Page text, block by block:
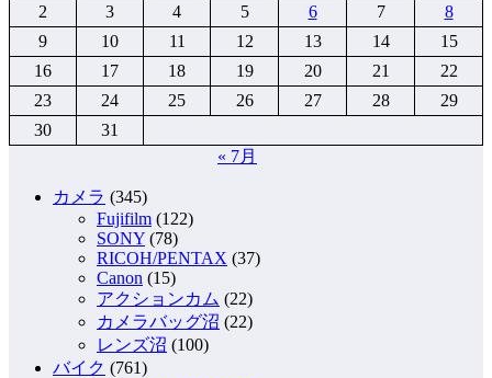
2
3 4 5 6 7
8
9
10 11 12 13 14
15
16
17 18 19 20 21
22
23
24 25 26 27 28
29
30
31
« 7月
カメラ (345)
Fujifilm (122)
SONY (78)
RICOH/PENTAX (37)
Canon (15)
アクションカム (22)
カメラバッグ沼 (22)
レンズ沼 (100)
バイク (761)